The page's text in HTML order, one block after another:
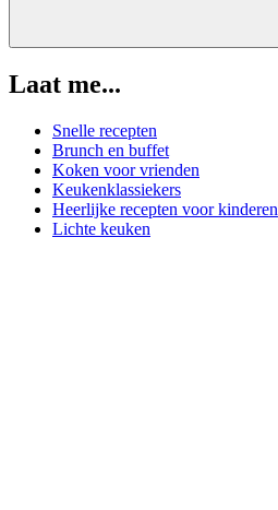
Laat me...
Snelle recepten
Brunch en buffet
Koken voor vrienden
Keukenklassiekers
Heerlijke recepten voor kinderen
Lichte keuken